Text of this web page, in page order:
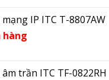
mạng IP ITC T-8807AW
hàng
âm trần ITC TF-0822RH